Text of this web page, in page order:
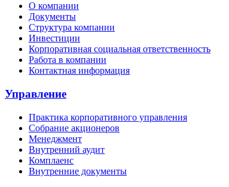
О компании
Документы
Структура компании
Инвестиции
Корпоративная социальная ответственность
Работа в компании
Контактная информация
Управление
Практика корпоративного управления
Собрание акционеров
Менеджмент
Внутренний аудит
Комплаенс
Внутренние документы